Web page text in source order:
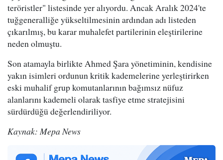
teröristler" listesinde yer alıyordu. Ancak Aralık 2024'te
tuğgeneralliğe yükseltilmesinin ardından adı listeden
çıkarılmış, bu karar muhalefet partilerinin eleştirilerine
neden olmuştu.
Son atamayla birlikte Ahmed Şara yönetiminin, kendisine
yakın isimleri ordunun kritik kademelerine yerleştirirken
eski muhalif grup komutanlarının bağımsız nüfuz
alanlarını kademeli olarak tasfiye etme stratejisini
sürdürdüğü değerlendiriliyor.
Kaynak: Mepa News